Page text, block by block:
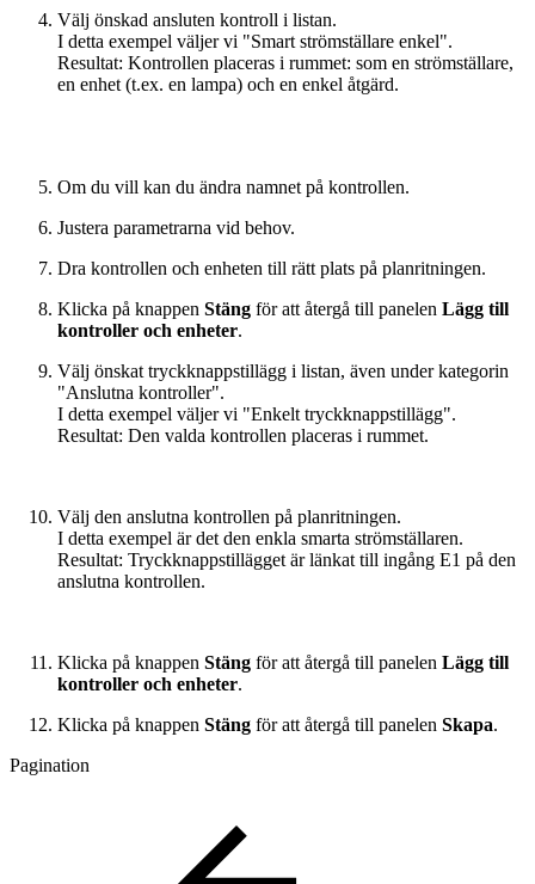
Välj önskad ansluten kontroll i listan.
I detta exempel väljer vi "Smart strömställare enkel".
Resultat: Kontrollen placeras i rummet: som en strömställare,
en enhet (t.ex. en lampa) och en enkel åtgärd.
Om du vill kan du ändra namnet på kontrollen.
Justera parametrarna vid behov.
Dra kontrollen och enheten till rätt plats på planritningen.
Klicka på knappen Stäng för att återgå till panelen Lägg till
kontroller och enheter.
Välj önskat tryckknappstillägg i listan, även under kategorin
"Anslutna kontroller".
I detta exempel väljer vi "Enkelt tryckknappstillägg".
Resultat: Den valda kontrollen placeras i rummet.
Välj den anslutna kontrollen på planritningen.
I detta exempel är det den enkla smarta strömställaren.
Resultat: Tryckknappstillägget är länkat till ingång E1 på den
anslutna kontrollen.
Klicka på knappen Stäng för att återgå till panelen Lägg till
kontroller och enheter.
Klicka på knappen Stäng för att återgå till panelen Skapa.
Pagination